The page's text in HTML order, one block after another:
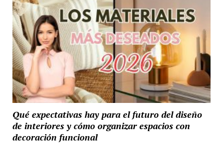
Qué expectativas hay para el futuro del diseño
de interiores y cómo organizar espacios con
decoración funcional